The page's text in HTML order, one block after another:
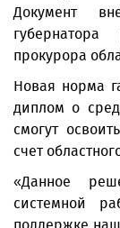
Документ
прокурора
Новая норма
диплом о
смогут
счет
«Данное
системной